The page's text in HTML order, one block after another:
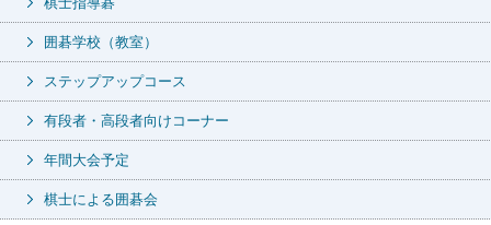
囲碁学校（教室）
ステップアップコース
有段者・高段者向けコーナー
年間大会予定
棋士による囲碁会